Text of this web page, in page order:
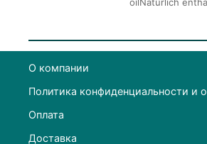
oilNatürlich
О компании
Политика конфиденциальности и
Оплата
Доставка